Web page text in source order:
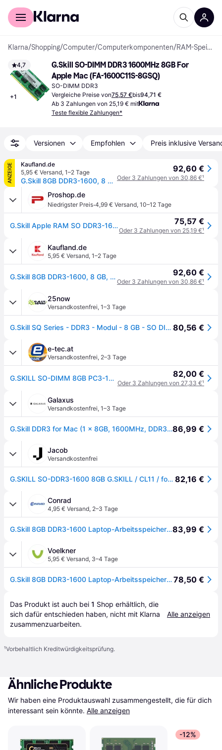
Für Shopper
Klarna/Shopping/Computer/Computerkomponenten/ RAM-Speicher
4,7
+1
G.Skill SO-DIMM DDR3 1600MHz 8GB For
Apple Mac (FA-1600C11S-8GSQ)
SO-DIMM DDR3
Vergleiche Preise von75,57 €bis94,71 €
Ab 3 Zahlungen von 25,19 € mit
Teste flexible Zahlungen*
Versionen Empfohlen Preis inklusive
ANZEIGE
Kaufland.de
5,95 € Versand, 1–2 Tage
G.Skill 8GB DDR3-1600, 8 GB, 1 x 8 GB, DDR3, 1600 MHz, 204-pin SO-DIMM
92,60 €
Oder 3 Zahlungen von 30,86 €¹
Proshop.de
Niedrigster Preis·4,99 € Versand, 10–12 Tage
G.Skill Apple RAM SO DDR3-1600 SC - 8GB 75,57 €
Oder 3 Zahlungen von 25,19 €¹
Kaufland.de
5,95 € Versand, 1–2 Tage
G.Skill 8GB DDR3-1600, 8 GB, 1 x 8 GB, DDR3, 1600 MHz, 204-pin SO-DIMM 92,60 €
Oder 3 Zahlungen von 30,86 €¹
25now
Versandkostenfrei, 1–3 Tage
G.Skill SQ Series - DDR3 - Modul - 8 GB - SO DIMM 204-PIN - 1600 MHz / PC3-12800 - CL11 - 1.5 V - ungepuffert - non-ECC - für Apple iMac (27 Zoll) 80,56 €
e-tec.at
Versandkostenfrei, 2–3 Tage
G.SKILL SO-DIMM 8GB PC3-12800S CL11-11-11-28 (DDR3-1600) 82,00 €
Oder 3 Zahlungen von 27,33 €¹
Galaxus
Versandkostenfrei, 1–3 Tage
G.Skill DDR3 for Mac (1 x 8GB, 1600MHz, DDR3-RAM, SO-DIMM), RAM, Schwarz86,99 €
Jacob
Versandkostenfrei
G.SKILL SO-DDR3-1600 8GB G.SKILL / CL11 / for Apple (FA-1600C11S-8GSQ) 82,16 €
Conrad
4,95 € Versand, 2–3 Tage
G.Skill 8GB DDR3-1600 Laptop-Arbeitsspeicher Modul DDR3 8 GB 1 x 8 GB 1600 MHz 204pin SO-DIMM FA-1600C11S-8GSQ83,99 €
Voelkner
5,95 € Versand, 3–4 Tage
G.Skill 8GB DDR3-1600 Laptop-Arbeitsspeicher Modul DDR3 8 GB 1 x 8 GB 1600 MHz FA-1600C11S-8GSQ78,50 €
Das Produkt ist auch bei 1 Shop erhältlich, die
sich dafür entschieden haben, nicht mit Klarna
zusammenzuarbeiten.
Alle anzeigen
¹Vorbehaltlich Kreditwürdigkeitsprüfung.
Ähnliche Produkte
Wir haben eine Produktauswahl zusammengestellt, die für dich
interessant sein könnte. Alle anzeigen
-12%